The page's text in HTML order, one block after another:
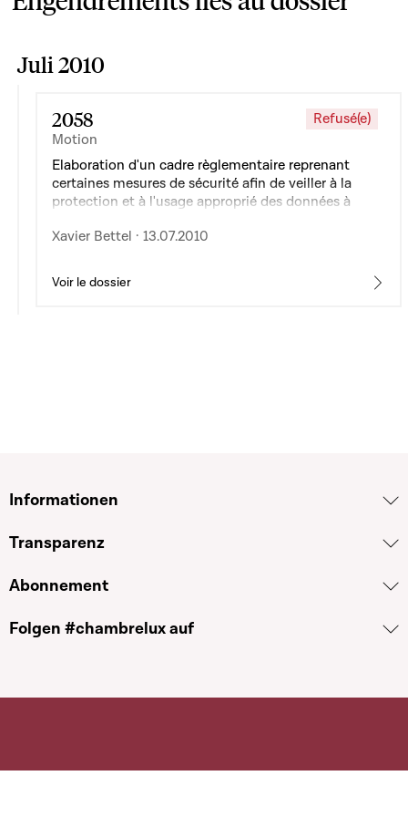
Juli 2010
2058
Motion
Refusé(e)
Elaboration d'un cadre règlementaire reprenant
certaines mesures de sécurité afin de veiller à la
protection et à l'usage approprié des données à
Xavier Bettel · 13.07.2010
Voir le dossier
Informationen
Transparenz
Abonnement
Folgen #chambrelux auf